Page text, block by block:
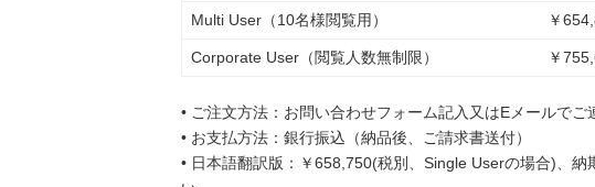
Multi User（10名様閲覧用） ￥
Corporate User（閲覧人数無制限） ￥
• ご注文方法：お問い合わせフォーム記入又はEメールでご
• お支払方法：銀行振込（納品後、ご請求書送付）
• 日本語翻訳版：￥658,750(税別、Single Userの場合)、